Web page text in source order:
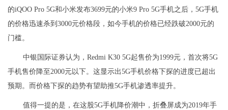
的iQOO Pro 5G和小米发布3699元的小米9 Pro 5G手机之后，5G手机
的价格迅速杀到3000元价格段，如今手机的价格已经跌破2000元的
门槛。
中银国际证券认为，Redmi K30 5G起售价为1999元，首次将5G
手机售价降至2000元以下。这显示出5G手机价格下探的进度已超出
预期。而价格下探的趋势有望助推5G手机渗透率提升。
值得一提的是，在这股5G手机降价潮中，折叠屏成为2019年手